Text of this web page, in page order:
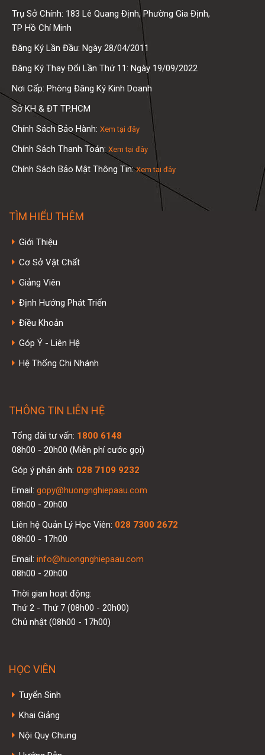
Trụ Sở Chính: 183 Lê Quang Định, Phường Gia Định,
TP Hồ Chí Minh
Đăng Ký Lần Đầu: Ngày 28/04/2011
Đăng Ký Thay Đổi Lần Thứ 11: Ngày 19/09/2022
Nơi Cấp: Phòng Đăng Ký Kinh Doanh
Sở KH & ĐT TP.HCM
Chính Sách Bảo Hành: Xem tại đây
Chính Sách Thanh Toán: Xem tại đây
Chính Sách Bảo Mật Thông Tin:Xem tại đây
TÌM HIỂU THÊM
Giới Thiệu
Cơ Sở Vật Chất
Giảng Viên
Định Hướng Phát Triển
Điều Khoản
Góp Ý - Liên Hệ
Hệ Thống Chi Nhánh
THÔNG TIN LIÊN HỆ
Tổng đài tư vấn: 1800 6148
08h00 - 20h00 (Miễn phí cước gọi)
Góp ý phản ánh: 028 7109 9232
Email: gopy@huongnghiepaau.com
08h00 - 20h00
Liên hệ Quản Lý Học Viên: 028 7300 2672
08h00 - 17h00
Email: info@huongnghiepaau.com
08h00 - 20h00
Thời gian hoạt động:
Thứ 2 - Thứ 7 (08h00 - 20h00)
Chủ nhật (08h00 - 17h00)
HỌC VIÊN
Tuyển Sinh
Khai Giảng
Nội Quy Chung